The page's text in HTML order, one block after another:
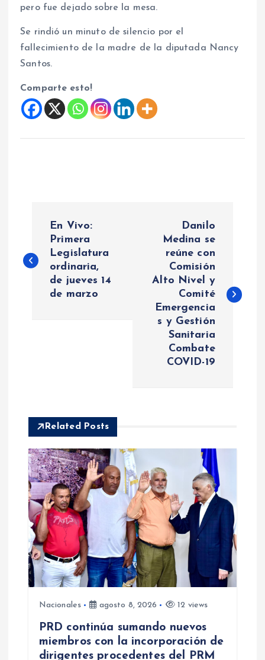
pero fue dejado sobre la mesa.
Se rindió un minuto de silencio por el
fallecimiento de la madre de la diputada Nancy
Santos.
Comparte esto!
v
ó
n
d
e
e
n
En Vivo:
Primera
Legislatura
ordinaria,
de jueves 14
de marzo
Danilo
Medina se
reúne con
Comisión
Alto Nivel y
Comité
Emergencia
s y Gestión
Sanitaria
Combate
COVID-19
Related Posts
Nacionales agosto 8, 2026 12 views
PRD continúa sumando nuevos
miembros con la incorporación de
dirigentes procedentes del PRM